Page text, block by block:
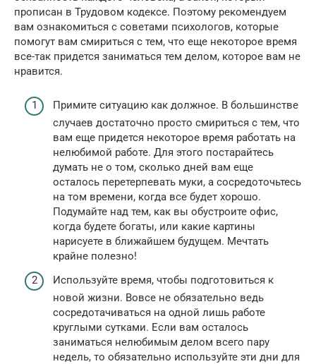
прописан в Трудовом кодексе. Поэтому рекомендуем
вам ознакомиться с советами психологов, которые
помогут вам смириться с тем, что еще некоторое время
все-так придется заниматься тем делом, которое вам не
нравится.
Примите ситуацию как должное. В большинстве
случаев достаточно просто смириться с тем, что
вам еще придется некоторое время работать на
нелюбимой работе. Для этого постарайтесь
думать не о том, сколько дней вам еще
осталось перетерпевать муки, а сосредоточьтесь
на том времени, когда все будет хорошо.
Подумайте над тем, как вы обустроите офис,
когда будете богаты, или какие картины
нарисуете в ближайшем будущем. Мечтать
крайне полезно!
Используйте время, чтобы подготовиться к
новой жизни. Вовсе не обязательно ведь
сосредотачиваться на одной лишь работе
круглыми сутками. Если вам осталось
заниматься нелюбимым делом всего пару
недель, то обязательно используйте эти дни для